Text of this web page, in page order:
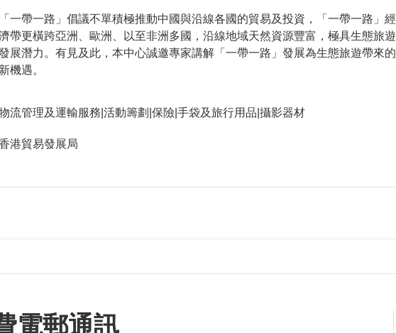
「一帶一路」倡議不單積極推動中國與沿線各國的貿易及投資，「一帶一路」經
帶更橫跨亞洲、歐洲、以至非洲多國，沿線地域天然資源豐富，極具生態旅遊
展潛力。有見及此，本中心誠邀專家講解「一帶一路」發展為生態旅遊帶來的
新機遇。
流管理及運輸服務|活動籌劃|保險|手袋及旅行用品|攝影器材
港貿易發展局
電郵通訊